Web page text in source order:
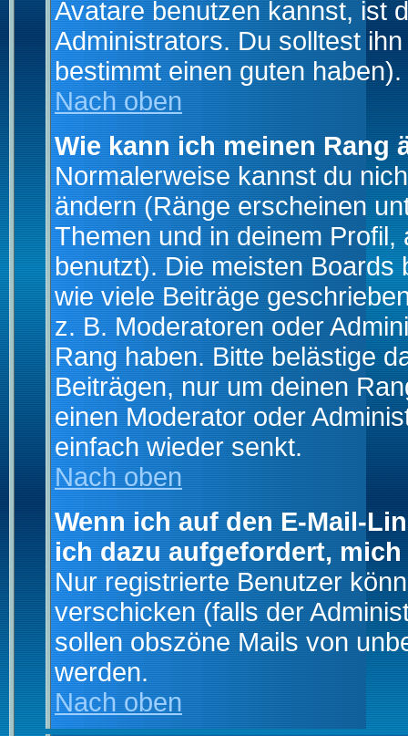
Avatare benutzen kannst, ist
Administrators. Du solltest
bestimmt einen guten haben).
Nach oben
Wie kann ich meinen Rang
Normalerweise kannst du
ändern (Ränge erscheinen
Themen und in deinem
benutzt). Die meisten
wie viele Beiträge
z. B. Moderatoren oder
Rang haben. Bitte belästige
Beiträgen, nur um deinen
einen Moderator oder
einfach wieder senkt.
Nach oben
Wenn ich auf den E-Mail-
ich dazu aufgefordert,
Nur registrierte Benutzer
verschicken (falls der
sollen obszöne Mails von
werden.
Nach oben